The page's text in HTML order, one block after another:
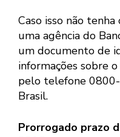
Caso isso não
uma agência do
um documento de
informações sobre
pelo telefone
Brasil.
Prorrogado prazo